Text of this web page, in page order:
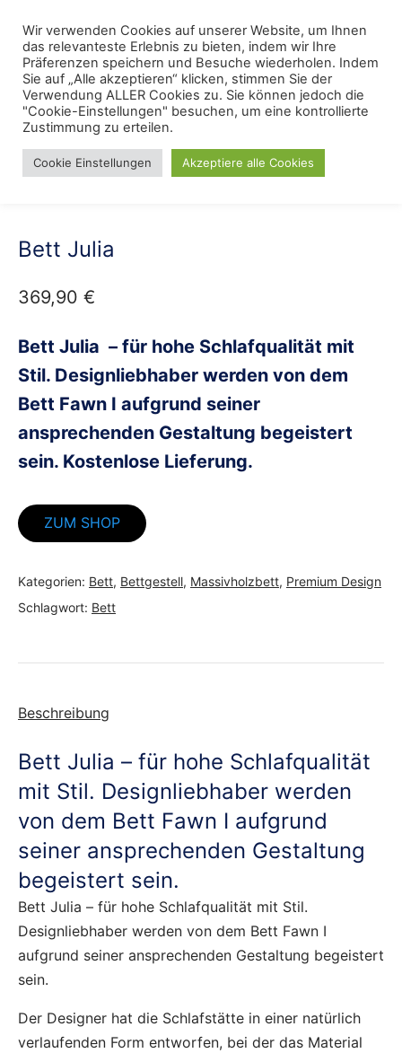
content
Menu
Start / Bett / Massivholzbett
Bett Julia
369,90 €
Bett Julia – für hohe Schlafqualität mit
Stil. Designliebhaber werden von dem
Bett Fawn I aufgrund seiner
ansprechenden Gestaltung begeistert
sein. Kostenlose Lieferung.
ZUM SHOP
Kategorien: Bett, Bettgestell, Massivholzbett, Premium Design
Schlagwort: Bett
Beschreibung
Bett Julia – für hohe Schlafqualität
mit Stil. Designliebhaber werden
von dem Bett Fawn I aufgrund
seiner ansprechenden Gestaltung
begeistert sein.
Bett Julia – für hohe Schlafqualität mit Stil.
Designliebhaber werden von dem Bett Fawn I
aufgrund seiner ansprechenden Gestaltung begeistert
sein.
Der Designer hat die Schlafstätte in einer natürlich
verlaufenden Form entworfen, bei der das Material
Wir verwenden Cookies auf unserer Website, um Ihnen
das relevanteste Erlebnis zu bieten, indem wir Ihre
Präferenzen speichern und Besuche wiederholen. Indem
Sie auf „Alle akzeptieren“ klicken, stimmen Sie der
Verwendung ALLER Cookies zu. Sie können jedoch die
"Cookie-Einstellungen" besuchen, um eine kontrollierte
Zustimmung zu erteilen.
Cookie Einstellungen Akzeptiere alle Cookies